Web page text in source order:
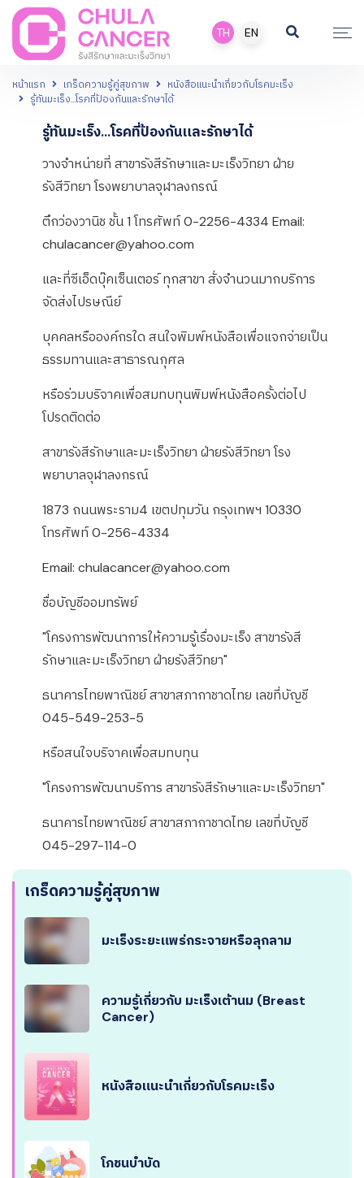
TH EN
หน้าแรก เกร็ดความรู้คู่สุขภาพ
หนังสือแนะนำเกี่ยวกับโรคมะเร็ง
รู้ทันมะเร็ง...โรคที่ป้องกันและรักษาได้
รู้ทันมะเร็ง...โรคที่ป้องกันและรักษาได้
วางจำหน่ายที่ สาขารังสีรักษาและมะเร็งวิทยา ฝ่าย
รังสีวิทยา โรงพยาบาลจุฬาลงกรณ์
ตึกว่องวานิช ชั้น 1 โทรศัพท์ 0-2256-4334 Email:
chulacancer@yahoo.com
และที่ซีเอ็ดบุ๊คเซ็นเตอร์ ทุกสาขา สั่งจำนวนมากบริการ
จัดส่งไปรษณีย์
บุคคลหรือองค์กรใด สนใจพิมพ์หนังสือเพื่อแจกจ่ายเป็น
ธรรมทานและสาธารณกุศล
หรือร่วมบริจาคเพื่อสมทบทุนพิมพ์หนังสือครั้งต่อไป
โปรดติดต่อ
สาขารังสีรักษาและมะเร็งวิทยา ฝ่ายรังสีวิทยา โรง
พยาบาลจุฬาลงกรณ์
1873 ถนนพระราม4 เขตปทุมวัน กรุงเทพฯ 10330
โทรศัพท์ 0-256-4334
Email: chulacancer@yahoo.com
ชื่อบัญชีออมทรัพย์
"โครงการพัฒนาการให้ความรู้เรื่องมะเร็ง สาขารังสี
รักษาและมะเร็งวิทยา ฝ่ายรังสีวิทยา"
ธนาคารไทยพาณิชย์ สาขาสภากาชาดไทย เลขที่บัญชี
045-549-253-5
หรือสนใจบริจาคเพื่อสมทบทุน
"โครงการพัฒนาบริการ สาขารังสีรักษาและมะเร็งวิทยา"
ธนาคารไทยพาณิชย์ สาขาสภากาชาดไทย เลขที่บัญชี
045-297-114-0
เกร็ดความรู้คู่สุขภาพ
มะเร็งระยะแพร่กระจายหรือลุกลาม
ความรู้เกี่ยวกับ มะเร็งเต้านม (Breast
Cancer)
หนังสือแนะนำเกี่ยวกับโรคมะเร็ง
โภชนบำบัด